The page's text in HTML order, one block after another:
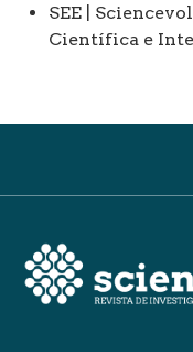
SEE |
Científica e